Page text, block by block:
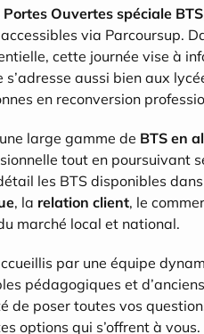
Portes Ouvertes spéciale BTS
via Parcoursup.
cette journée vise à
aussi bien aux
en reconversion
large gamme de BTS en
tout en poursuivant
les BTS disponibles
, la relation client, le
marché local et national.
par une équipe
pédagogiques et
de poser toutes vos
options qui s’offrent à vous.